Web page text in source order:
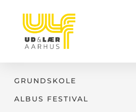
GRUNDSKOLE
ALBUS FESTIVAL